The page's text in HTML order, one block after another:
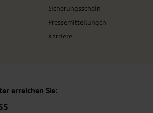
Sicherungsschein
Pressemitteilungen
Karriere
erreichen Sie: